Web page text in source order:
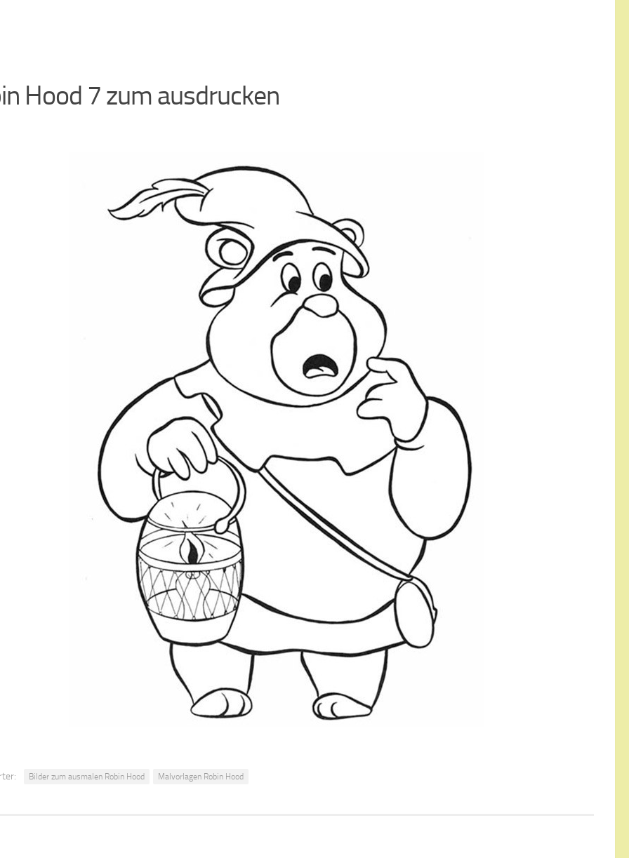
Hood 7 zum ausdrucken
Bilder zum ausmalen Robin Hood Malvorlagen Robin Hood